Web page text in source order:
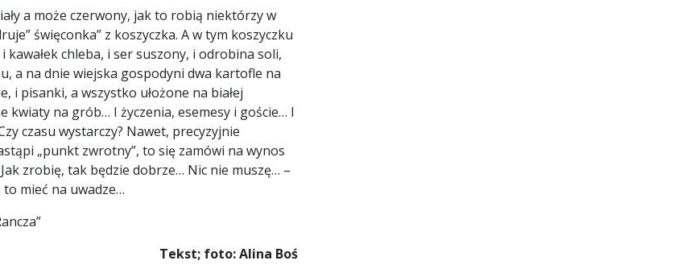
a może czerwony, jak to robią niektórzy w
święconka” z koszyczka. A w tym koszyczku
chleba, i ser suszony, i odrobina soli,
a na dnie wiejska gospodyni dwa kartofle na
i pisanki, a wszystko ułożone na białej
kwiaty na grób… I życzenia, esemesy i goście… I
czasu wystarczy? Nawet, precyzyjnie
„punkt zwrotny”, to się zamówi na wynos
zrobię, tak będzie dobrze… Nic nie muszę… –
mieć na uwadze…
Tekst; foto: Alina Boś